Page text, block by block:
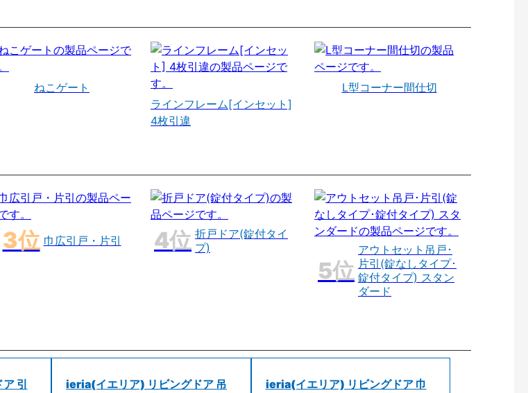
ねこゲート
ラインフレーム[インセット]
4枚引違
L型コーナー間仕切
巾広引戸・片引
折戸ドア(錠付タイ
プ)
アウトセット吊戸･
片引(錠なしタイプ･
錠付タイプ) スタン
ダード
引
ieria(イエリア) リビングドア 吊
ieria(イエリア) リビングドア 巾